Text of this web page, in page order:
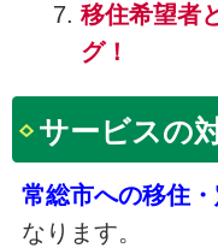
移住希望者
グ！
サービスの
常総市への移住
なります。